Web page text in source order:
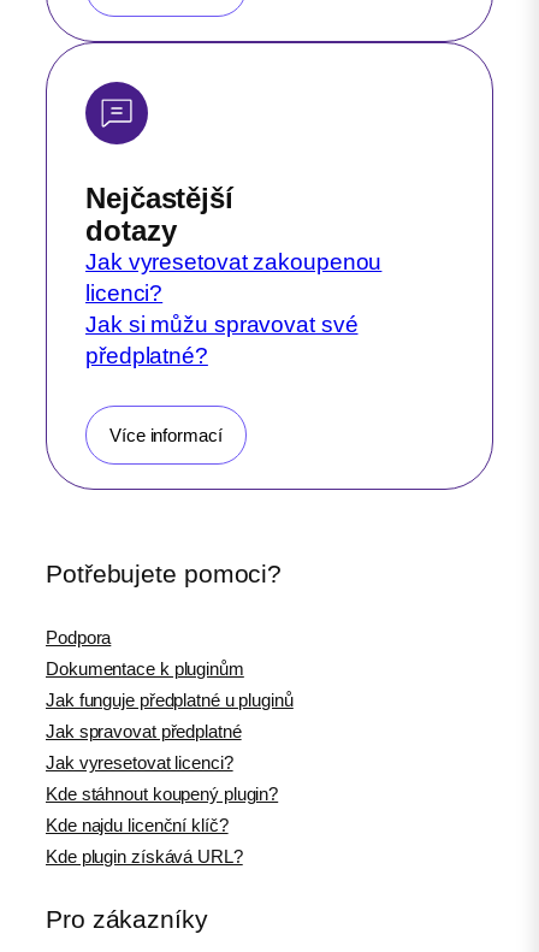
Nejčastější
dotazy
Jak vyresetovat zakoupenou
licenci?
Jak si můžu spravovat své
předplatné?
Více informací
Potřebujete pomoci?
Podpora
Dokumentace k pluginům
Jak funguje předplatné u pluginů
Jak spravovat předplatné
Jak vyresetovat licenci?
Kde stáhnout koupený plugin?
Kde najdu licenční klíč?
Kde plugin získává URL?
Pro zákazníky